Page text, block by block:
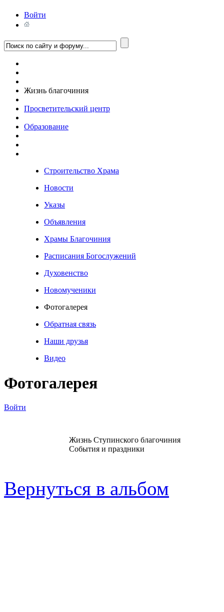
Войти
Жизнь благочиния
Просветительский центр
Образование
Строительство Храма
Новости
Указы
Объявления
Храмы Благочиния
Расписания Богослужений
Духовенство
Новомученики
Фотогалерея
Обратная связь
Наши друзья
Видео
Фотогалерея
Войти
Жизнь Ступинского благочиния
События и праздники
Вернуться в альбом